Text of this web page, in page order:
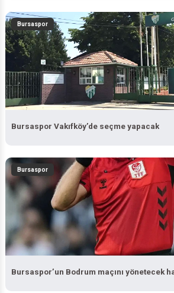
Bursaspor
Bursaspor Vakıfköy’de seçme yapacak
Bursaspor
Bursaspor’un Bodrum maçını yönetecek